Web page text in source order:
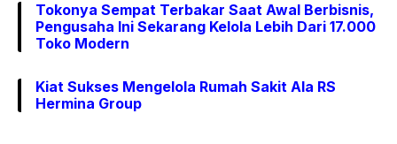
Tokonya Sempat Terbakar Saat Awal Berbisnis,
Pengusaha Ini Sekarang Kelola Lebih Dari 17.000
Toko Modern
Kiat Sukses Mengelola Rumah Sakit Ala RS
Hermina Group